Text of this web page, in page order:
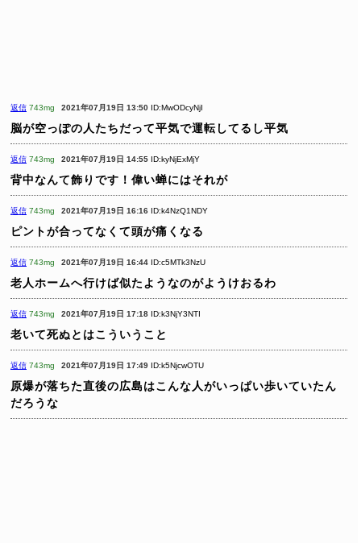
返信 743mg 2021年07月19日 13:50 ID:MwODcyNjI
脳が空っぽの人たちだって平気で運転してるし平気
返信 743mg 2021年07月19日 14:55 ID:kyNjExMjY
背中なんて飾りです！偉い蝉にはそれが
返信 743mg 2021年07月19日 16:16 ID:k4NzQ1NDY
ピントが合ってなくて頭が痛くなる
返信 743mg 2021年07月19日 16:44 ID:c5MTk3NzU
老人ホームへ行けば似たようなのがようけおるわ
返信 743mg 2021年07月19日 17:18 ID:k3NjY3NTI
老いて死ぬとはこういうこと
返信 743mg 2021年07月19日 17:49 ID:k5NjcwOTU
原爆が落ちた直後の広島はこんな人がいっぱい歩いていたん
だろうな